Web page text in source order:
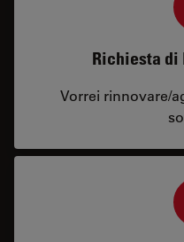
Richiesta
Vorrei rinnovare/